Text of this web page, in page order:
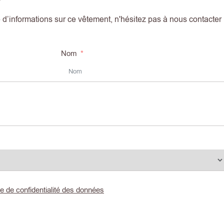
sur ce vêtement, n'hésitez pas à nous contacter
Nom
de confidentialité des données